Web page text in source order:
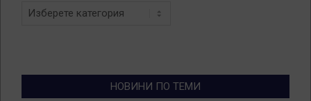
Categories
НОВИНИ ПО ТЕМИ